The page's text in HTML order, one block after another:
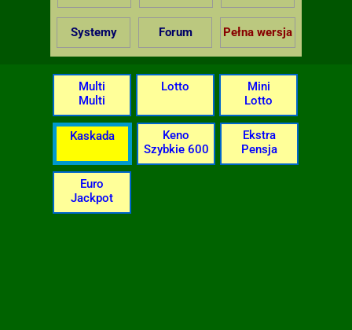
Systemy Forum Pełna wersja
Multi
Multi
Lotto
Mini
Lotto
Kaskada
Keno
Szybkie 600
Ekstra
Pensja
Euro
Jackpot